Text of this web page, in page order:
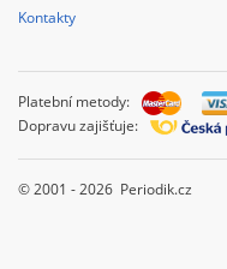
Kontakty
Platební metody:
Dopravu zajišťuje:
© 2001 - 2026 Periodik.cz